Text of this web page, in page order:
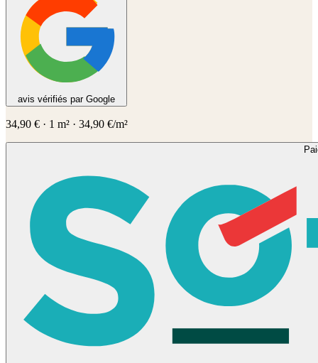
avis vérifiés par Google
34,90 € · 1 m² · 34,90 €/m²